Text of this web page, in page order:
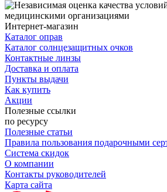
Интернет-магазин
Каталог оправ
Каталог солнцезащитных очков
Контактные линзы
Доставка и оплата
Пункты выдачи
Как купить
Акции
Полезные ссылки
по ресурсу
Полезные статьи
Правила пользования подарочными
Система скидок
О компании
Контакты руководителей
Карта сайта